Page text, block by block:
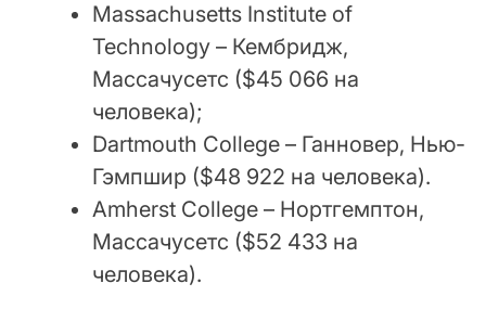
Massachusetts Institute of
Technology – Кембридж,
Массачусетс ($45 066 на
человека);
Dartmouth College – Ганновер, Нью-
Гэмпшир ($48 922 на человека).
Amherst College – Нортгемптон,
Массачусетс ($52 433 на
человека).